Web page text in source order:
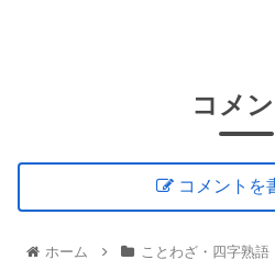
コメ
コメントを
ホーム ことわざ・四字熟語